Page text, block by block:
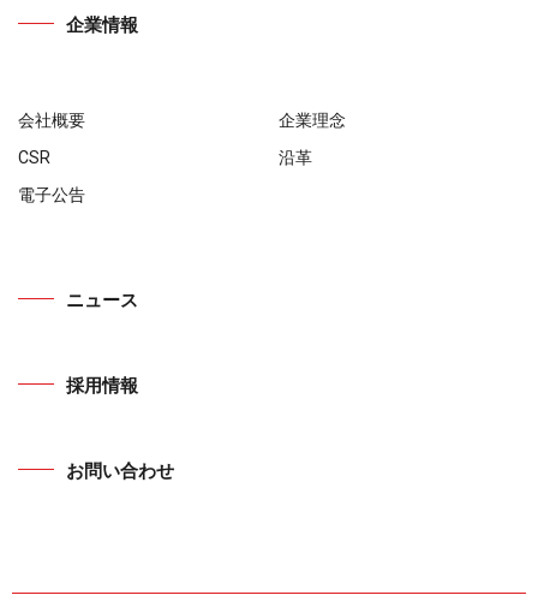
企業情報
会社概要
企業理念
CSR
沿革
電子公告
ニュース
採用情報
お問い合わせ